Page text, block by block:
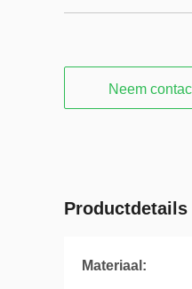
Neem
Productdetails
Materiaal: